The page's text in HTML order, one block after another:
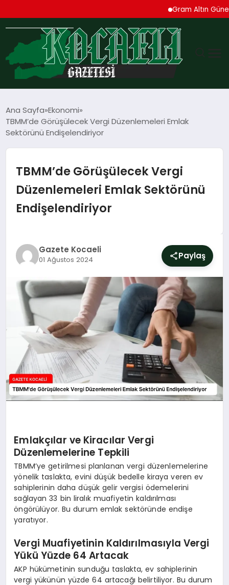
Gram Altın Güne
TEKNOLOJI
MAGAZIN
YAŞAM
DÜNYA
SAĞLIK
EĞITIM
Ana Sayfa Ekonomi
TBMM’de Görüşülecek Vergi Düzenlemeleri Emlak
Sektörünü Endişelendiriyor
TBMM’de Görüşülecek Vergi
Düzenlemeleri Emlak Sektörünü
Endişelendiriyor
Gazete Kocaeli
01 Ağustos 2024 Paylaş
Emlakçılar ve Kiracılar Vergi
Düzenlemelerine Tepkili
TBMM’ye getirilmesi planlanan vergi düzenlemelerine
yönelik taslakta, evini düşük bedelle kiraya veren ev
sahiplerinin daha düşük gelir vergisi ödemelerini
sağlayan 33 bin liralık muafiyetin kaldırılması
öngörülüyor. Bu durum emlak sektöründe endişe
yaratıyor.
Vergi Muafiyetinin Kaldırılmasıyla Vergi
Yükü Yüzde 64 Artacak
AKP hükümetinin sunduğu taslakta, ev sahiplerinin
vergi yükünün yüzde 64 artacağı belirtiliyor. Bu durum